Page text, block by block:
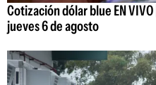
Cotización dólar blue EN
jueves 6 de agosto